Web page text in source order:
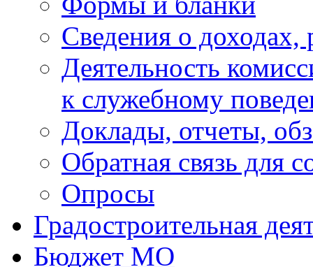
Сведения о доходах,
Деятельность
к служебному
Доклады, отчеты,
Обратная связь для
Опросы
Градостроительная
Бюджет МО